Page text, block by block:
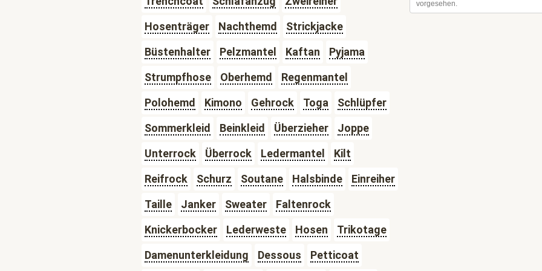
Hosenträger
Nachthemd
Strickjacke
Büstenhalter
Pelzmantel Kaftan
Pyjama
Strumpfhose
Oberhemd
Regenmantel
Polohemd
Kimono Gehrock Toga
Schlüpfer
Sommerkleid
Beinkleid Überzieher
Joppe
Unterrock
Überrock Ledermantel
Kilt
Reifrock
Schurz Soutane Halsbinde
Einreiher
Taille
Janker Sweater
Faltenrock
Knickerbocker
Lederweste Hosen
Trikotage
Damenunterkleidung
Dessous Petticoat